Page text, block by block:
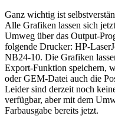
Ganz wichtig ist
Alle Grafiken lassen sich
Umweg über das Output-
folgende Drucker: HP-
NB24-10. Die Grafiken
Export-Funktion speichern,
oder GEM-Datei auch die
Leider sind derzeit noch
verfügbar, aber mit dem
Farbausgabe bereits jetzt.